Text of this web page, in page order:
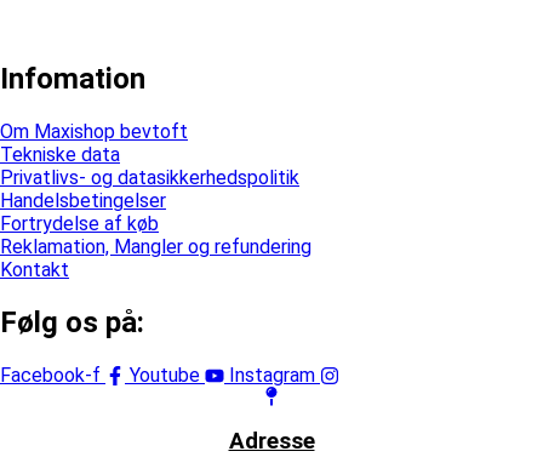
Infomation
Om Maxishop bevtoft
Tekniske data
Privatlivs- og datasikkerhedspolitik
Handelsbetingelser
Fortrydelse af køb
Reklamation, Mangler og refundering
Kontakt
Følg os på:
Facebook-f Youtube Instagram
Adresse